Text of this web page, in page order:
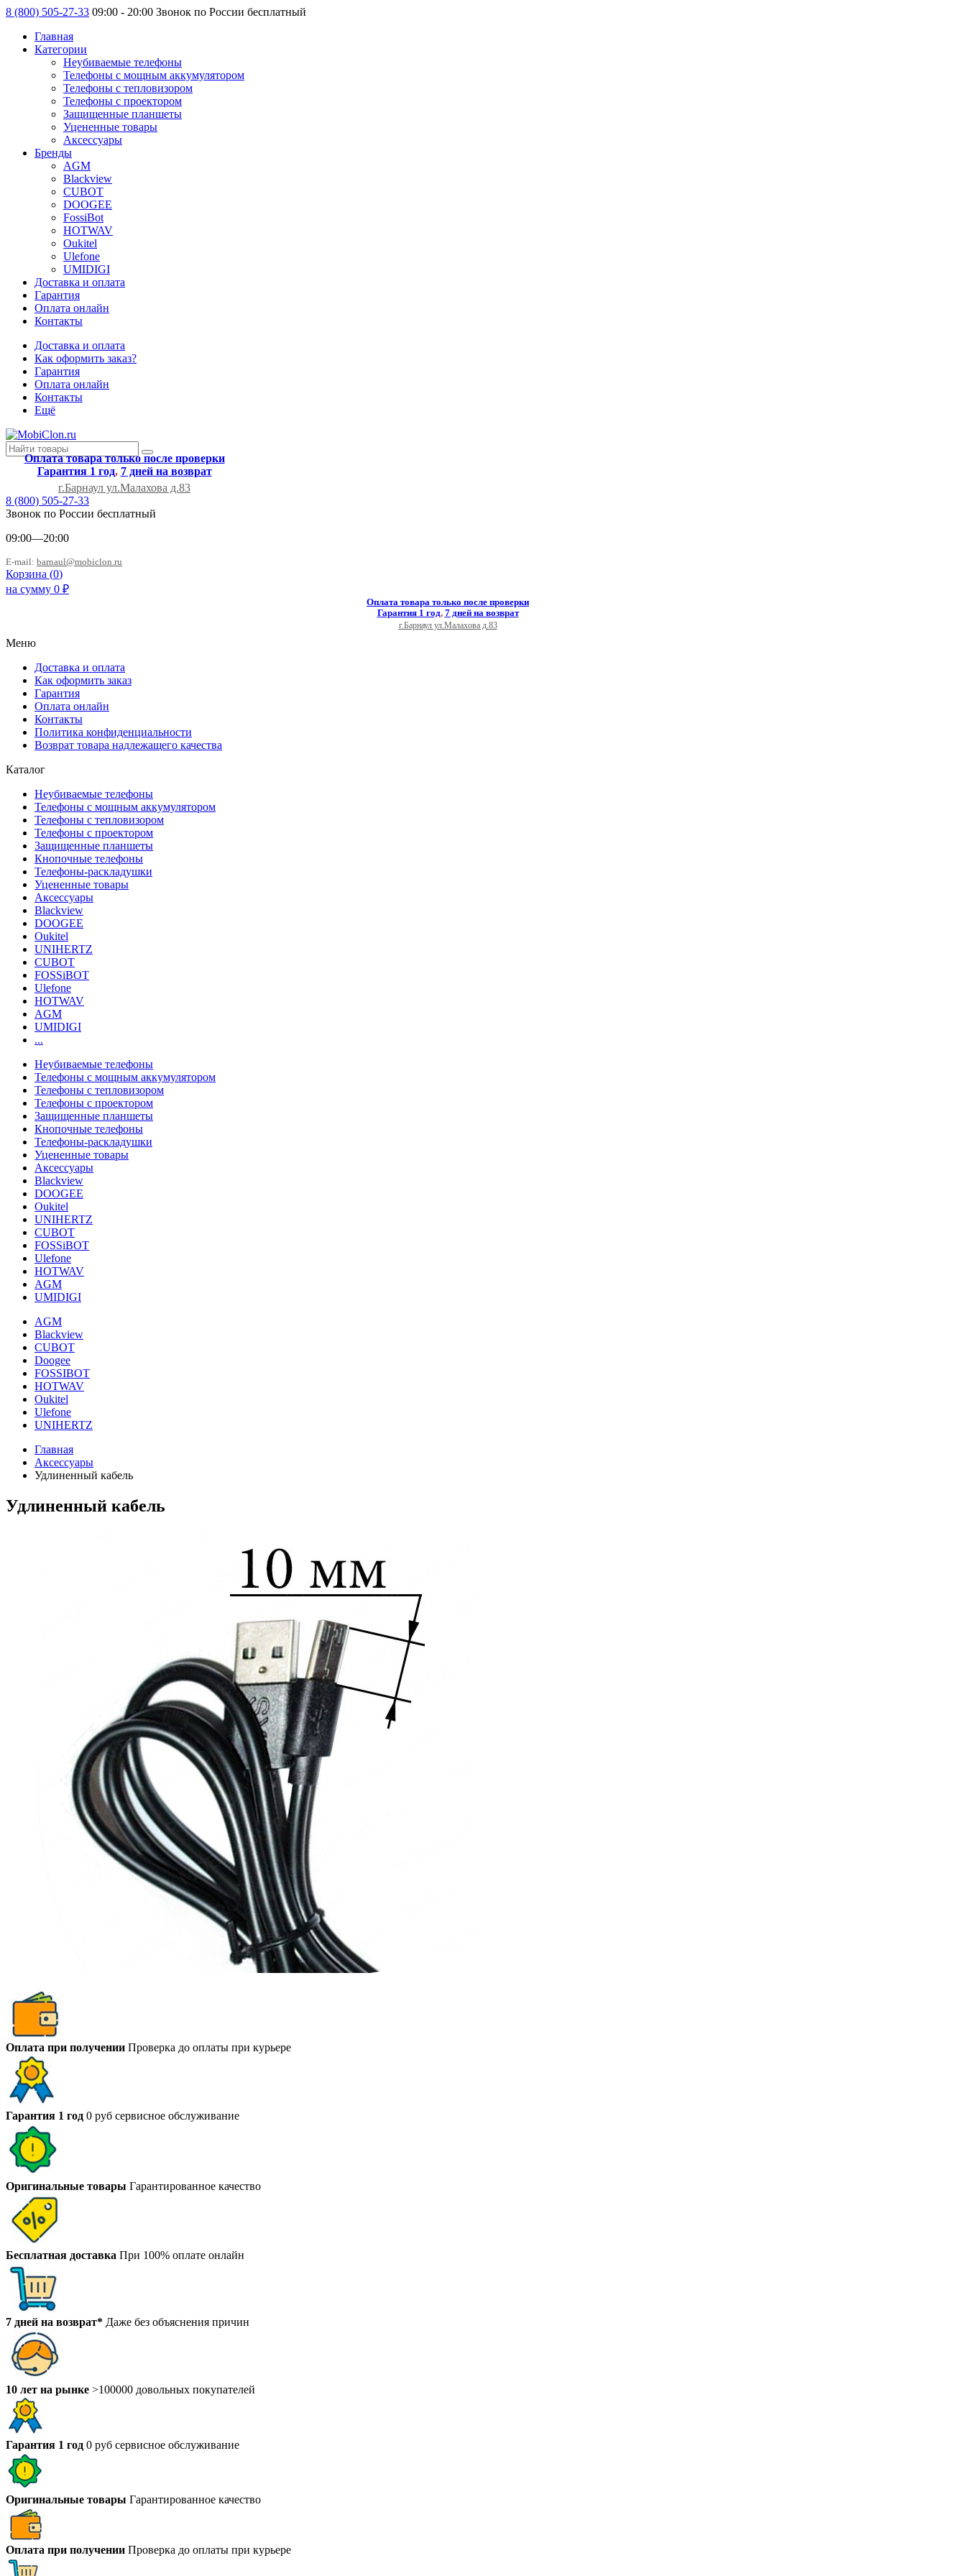
8 (800) 505-27-33 09:00 - 20:00 Звонок по России бесплатный
Главная
Категории
Неубиваемые телефоны
Телефоны с мощным аккумулятором
Телефоны с тепловизором
Телефоны с проектором
Защищенные планшеты
Уцененные товары
Аксессуары
Бренды
AGM
Blackview
CUBOT
DOOGEE
FossiBot
HOTWAV
Oukitel
Ulefone
UMIDIGI
Доставка и оплата
Гарантия
Оплата онлайн
Контакты
Доставка и оплата
Как оформить заказ?
Гарантия
Оплата онлайн
Контакты
Ещё
Оплата товара только после проверки
Гарантия 1 год, 7 дней на возврат
г.Барнаул ул.Малахова д.83
8 (800) 505-27-33
Звонок по России бесплатный
09:00—20:00
E-mail: barnaul@mobiclon.ru
Корзина (0)
на сумму 0 ₽
Оплата товара только после проверки
Гарантия 1 год, 7 дней на возврат
г.Барнаул ул.Малахова д.83
Меню
Доставка и оплата
Как оформить заказ
Гарантия
Оплата онлайн
Контакты
Политика конфиденциальности
Возврат товара надлежащего качества
Каталог
Неубиваемые телефоны
Телефоны с мощным аккумулятором
Телефоны с тепловизором
Телефоны с проектором
Защищенные планшеты
Кнопочные телефоны
Телефоны-раскладушки
Уцененные товары
Аксессуары
Blackview
DOOGEE
Oukitel
UNIHERTZ
CUBOT
FOSSiBOT
Ulefone
HOTWAV
AGM
UMIDIGI
...
Неубиваемые телефоны
Телефоны с мощным аккумулятором
Телефоны с тепловизором
Телефоны с проектором
Защищенные планшеты
Кнопочные телефоны
Телефоны-раскладушки
Уцененные товары
Аксессуары
Blackview
DOOGEE
Oukitel
UNIHERTZ
CUBOT
FOSSiBOT
Ulefone
HOTWAV
AGM
UMIDIGI
AGM
Blackview
CUBOT
Doogee
FOSSIBOT
HOTWAV
Oukitel
Ulefone
UNIHERTZ
Главная
Аксессуары
Удлиненный кабель
Удлиненный кабель
Оплата при получении Проверка до оплаты при курьере
Гарантия 1 год 0 руб сервисное обслуживание
Оригинальные товары Гарантированное качество
Бесплатная доставка При 100% оплате онлайн
7 дней на возврат* Даже без объяснения причин
10 лет на рынке >100000 довольных покупателей
Гарантия 1 год 0 руб сервисное обслуживание
Оригинальные товары Гарантированное качество
Оплата при получении Проверка до оплаты при курьере